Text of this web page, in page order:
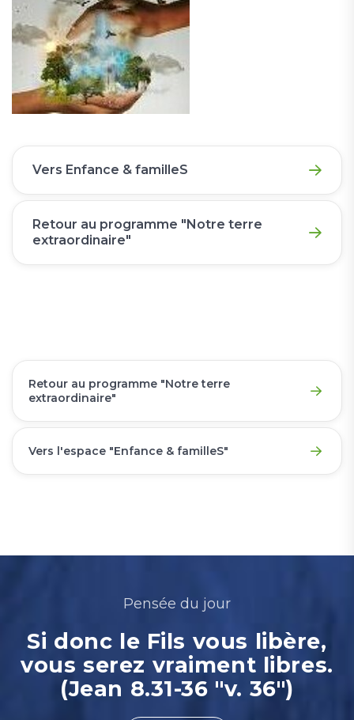
Vers Enfance & familleS
Retour au programme "Notre terre
extraordinaire"
Retour au programme "Notre terre
extraordinaire"
Vers l'espace "Enfance & familleS"
Pensée du jour
Si donc le Fils vous libère,
vous serez vraiment libres.
(Jean 8.31-36 "v. 36")